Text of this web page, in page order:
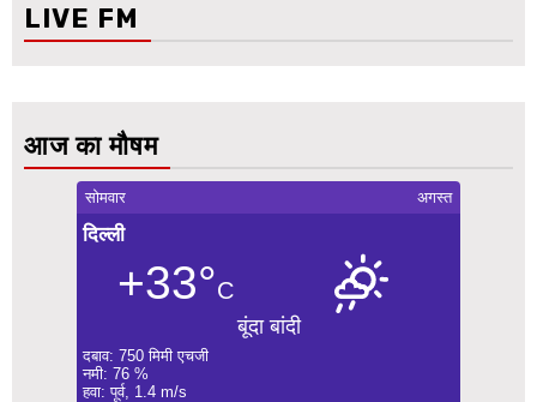
LIVE FM
आज का मौषम
सोमवार अगस्त
दिल्ली
+33°C
बूंदा बांदी
दबाव: 750 मिमी एचजी
नमी: 76 %
हवा: पूर्व, 1.4 m/s